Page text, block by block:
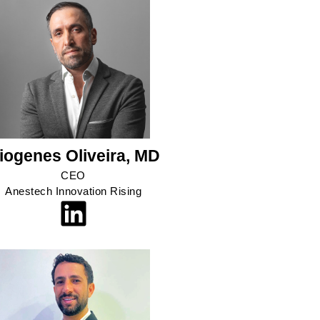
Oliveira, MD
CEO
Anestech Innovation Rising